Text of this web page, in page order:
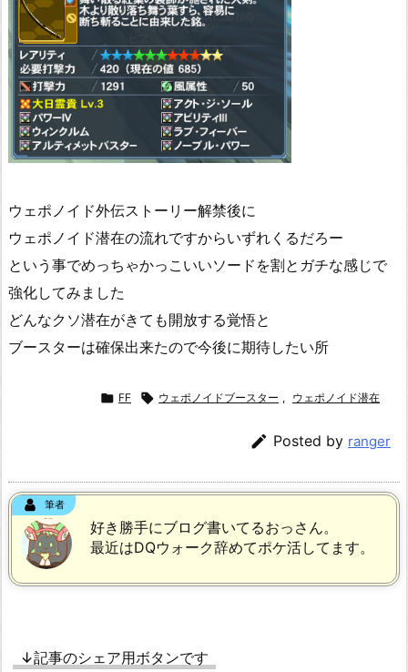
ウェポノイド外伝ストーリー解禁後に
ウェポノイド潜在の流れですからいずれくるだろー
という事でめっちゃかっこいいソードを割とガチな感じで
強化してみました
どんなクソ潜在がきても開放する覚悟と
ブースターは確保出来たので今後に期待したい所
 FF  ウェポノイドブースター , ウェポノイド潜在
 Posted by ranger
筆者
好き勝手にブログ書いてるおっさん。
最近はDQウォーク辞めてポケ活してます。
↓記事のシェア用ボタンです